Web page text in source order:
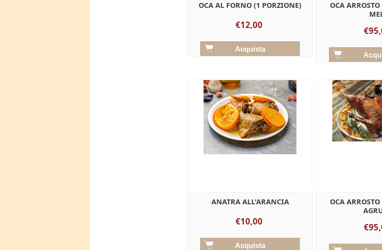
OCA AL FORNO (1 PORZIONE)
€12,00
OCA
ANATRA ALL'ARANCIA
€10,00
OCA